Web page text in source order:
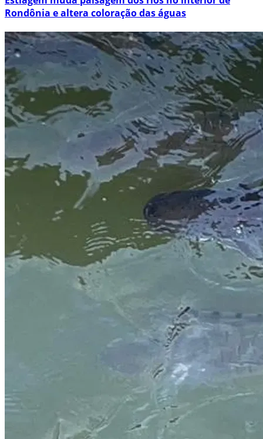
Rondônia e altera coloração das águas